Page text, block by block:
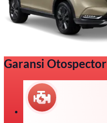
Garansi Otospector